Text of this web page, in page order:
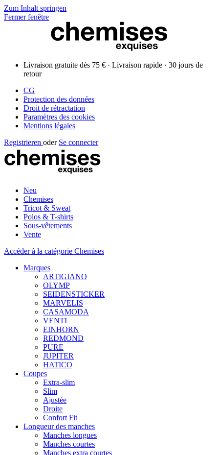
Zum Inhalt springen
Fermer fenêtre
Livraison gratuite dès 75 € · Livraison rapide · 30 jours de
retour
CG
Protection des données
Droit de rétractation
Paramètres des cookies
Mentions légales
Registrieren oder Se connecter
Neu
Chemises
Tricot & Sweat
Polos & T-shirts
Sous-vêtements
Vente
Accéder à la catégorie Chemises
Marques
ARTIGIANO
OLYMP
SEIDENSTICKER
MARVELIS
CASAMODA
VENTI
EINHORN
REDMOND
PURE
JUPITER
HATICO
Coupes
Extra-slim
Slim
Ajustée
Droite
Confort Fit
Longueur des manches
Manches longues
Manches courtes
Manches extra courtes